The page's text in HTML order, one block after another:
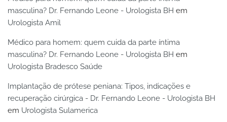
masculina? Dr. Fernando Leone - Urologista BH em
Urologista Amil
Médico para homem: quem cuida da parte íntima
masculina? Dr. Fernando Leone - Urologista BH em
Urologista Bradesco Saúde
Implantação de prótese peniana: Tipos, indicações e
recuperação cirúrgica - Dr. Fernando Leone - Urologista BH
em Urologista Sulamerica